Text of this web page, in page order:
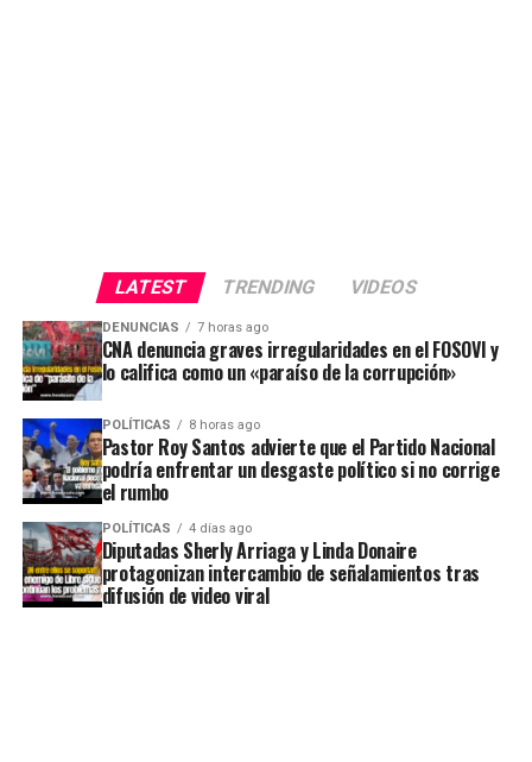
LATEST TRENDING VIDEOS
DENUNCIAS 7 horas ago
CNA denuncia graves irregularidades en el FOSOVI y
lo califica como un «paraíso de la corrupción»
POLÍTICAS 8 horas ago
Pastor Roy Santos advierte que el Partido Nacional
podría enfrentar un desgaste político si no corrige
el rumbo
POLÍTICAS 4 días ago
Diputadas Sherly Arriaga y Linda Donaire
protagonizan intercambio de señalamientos tras
difusión de video viral